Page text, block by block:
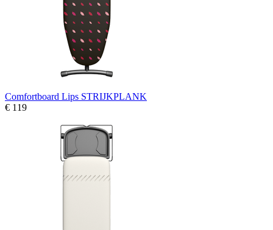
Comfortboard Lips STRIJKPLANK
€ 119